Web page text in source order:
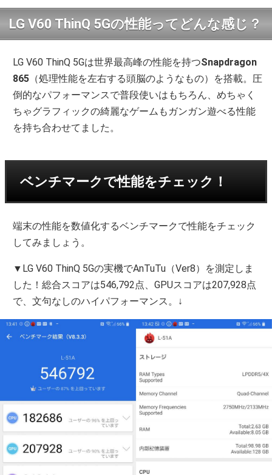
LG V60 ThinQ 5Gの性能ってどんな感じ？
LG V60 ThinQ 5Gは世界最高峰の性能を持つSnapdragon
865 （処理性能を左右する頭脳のようなもの）を搭載。圧
倒的なパフォーマンスで普段使いはもちろん、めちゃく
ちゃグラフィックの綺麗なゲームもガンガン遊べる性能
を持ち合わせてました。
ベンチマークで性能をチェック！
端末の性能を数値化するベンチマークで性能をチェック
してみましょう。
▼LG V60 ThinQ 5Gの実機でAnTuTu（Ver8）を測定しま
した！総合スコアは546,792点、GPUスコアは207,928点
で、文句なしのハイパフォーマンス。↓